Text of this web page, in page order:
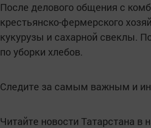
После делового общения с
крестьянско-фермерского
кукурузы и сахарной свеклы.
по уборки хлебов.
Следите за самым важным и
Читайте новости Татарстана